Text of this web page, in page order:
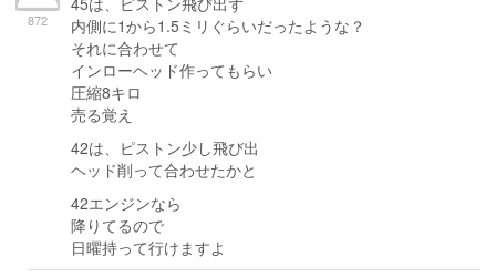
872
内側に1から1.5ミリぐらいだったような？
それに合わせて
インローヘッド作ってもらい
圧縮8キロ
売る覚え
42は、ピストン少し飛び出
ヘッド削って合わせたかと
42エンジンなら
降りてるので
日曜持って行けますよ